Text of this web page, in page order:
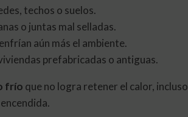
techos o suelos.
o juntas mal selladas.
aún más el ambiente.
prefabricadas o antiguas.
frío que no logra retener el calor, incluso